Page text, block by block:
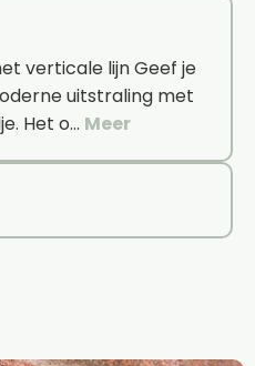
verticale lijn Geef je
uitstraling met
Het o… Meer